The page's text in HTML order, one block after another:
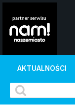
AKTUALNOŚCI